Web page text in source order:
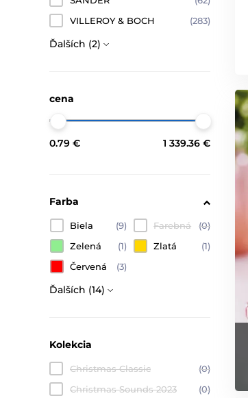
VILLEROY & BOCH
(283)
Ďalších (2)
cena
0.79 € 1 339.36 €
Farba
Biela (9) Farebná
(0)
Zelená
(1) Zlatá
(1)
Červená
(3)
Ďalších (14)
Kolekcia
Christmas Classic
(0)
Christmas Sounds 2023
(0)